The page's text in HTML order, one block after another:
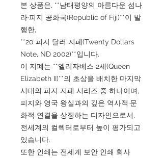
본 상품은, **남태평양의 아름다운 섬나
라·피지 공화국(Republic of Fiji)**이 발
행한,
**20 피지 달러 지폐(Twenty Dollars
Note, ND 2002)**입니다.
이 지폐는 **엘리자베스 2세(Queen
Elizabeth II)**의 초상을 배치한 마지막
시대의 피지 지폐 시리즈 중 하나이며,
피지와 영국 왕실과의 깊은 역사적·문
화적 연결을 상징하는 디자인으로서,
전세계의 컬렉터로부터 높이 평가되고
있습니다.
또한 인쇄는 전세계 보안 인쇄 회사